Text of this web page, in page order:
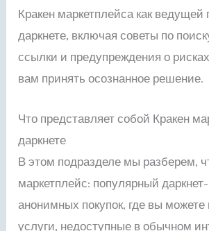
Кракен маркетплейса как
даркнете, включая советы по
ссылки и предупреждения о
вам принять осознанное решение.
Что представляет собой Кракен
даркнете
В этом подразделе мы разберем,
маркетплейс: популярный
анонимных покупок, где вы
услуги, недоступные в обычном